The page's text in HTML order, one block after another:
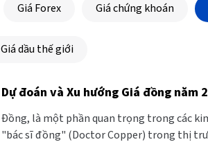
Giá Forex Giá chứng khoán
Giá dầu thế giới
Dự đoán và Xu hướng Giá đồng
Đồng, là một phần quan trọng trong các
"bác sĩ đồng" (Doctor Copper) trong thị